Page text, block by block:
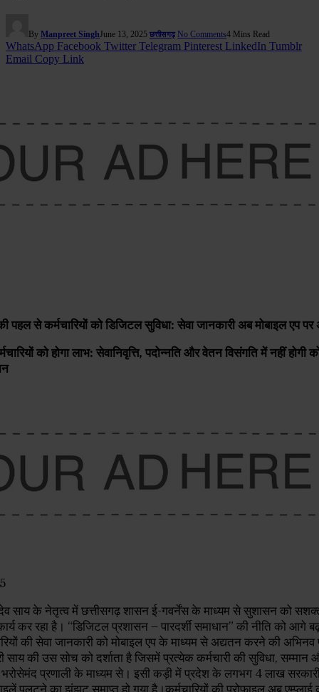
By Manpreet SinghJune 13, 2025 छत्तीसगढ़ No Comments4 Mins Read
WhatsApp Facebook Twitter Telegram Pinterest LinkedIn Tumblr
Email Copy Link
पहल से कर्मचारियों को डिजिटल सुविधा: सेवा जानकारी अब मोबाइल एप
को होगा लाभ: सेवानिवृत्ति, पदोन्नति और वेतन विसंगति में नहीं होगी
देव साय के नेतृत्व में छत्तीसगढ़ शासन ई-गवर्नेंस के माध्यम से सुशासन को
कर रहा है। “डिजिटल प्रशासन – पारदर्शी समाधान” की नीति को आगे
की सेवा जानकारी को मोबाइल एप के माध्यम से अद्यतन करने की
साय की उस सोच को दर्शाता है जिसमें प्रत्येक कर्मचारी की सुविधा, सम्मान
प्रणाली के माध्यम से। इसी कड़ी में प्रदेश के लगभग 4 लाख सरकारी